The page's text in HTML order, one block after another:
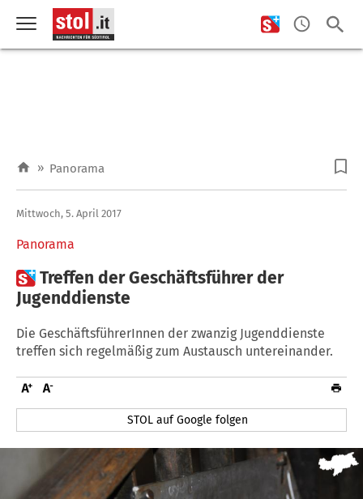
» Panorama
Panorama
Mittwoch, 5. April 2017
Treffen der Geschäftsführer der
Jugenddienste
Die GeschäftsführerInnen der zwanzig Jugenddienste
treffen sich regelmäßig zum Austausch untereinander.
STOL auf Google folgen